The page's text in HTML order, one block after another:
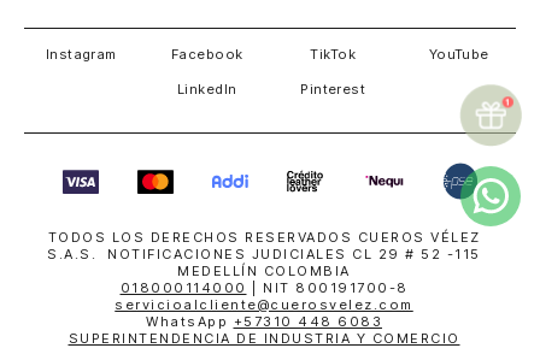
Instagram Facebook TikTok YouTube
LinkedIn Pinterest
TODOS LOS DERECHOS RESERVADOS CUEROS VÉLEZ
S.A.S. NOTIFICACIONES JUDICIALES CL 29 # 52 -115
MEDELLÍN COLOMBIA
018000114000
| NIT 800191700-8
servicioalcliente@cuerosvelez.com
WhatsApp +57310 448 6083
SUPERINTENDENCIA DE INDUSTRIA Y COMERCIO